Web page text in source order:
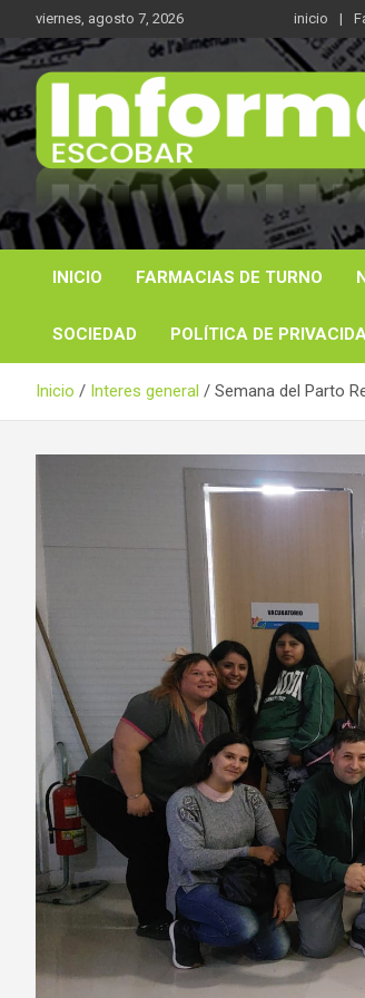
al
contenido
viernes, agosto 7, 2026 inicio
Informe 21
Noticas reales
INICIO FARMACIAS DE TURNO
SOCIEDAD POLÍTICA DE
Inicio Interes general Semana del Parto